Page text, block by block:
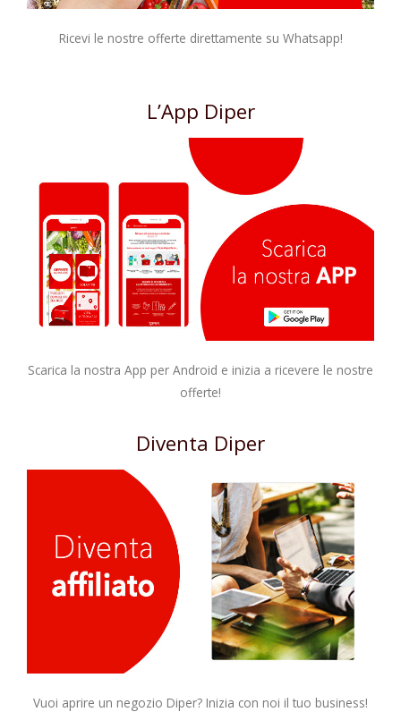
Ricevi le nostre offerte direttamente su Whatsapp!
L’App Diper
Scarica la nostra App per Android e inizia a ricevere le nostre
offerte!
Diventa Diper
Vuoi aprire un negozio Diper? Inizia con noi il tuo business!